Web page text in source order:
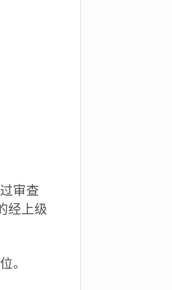
审查
经上级
。